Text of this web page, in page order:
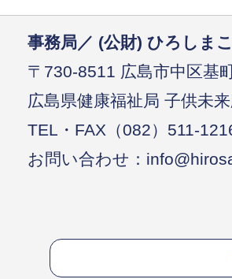
事務局／ (公財) ひろしま
〒730-8511 広島市中区基
広島県健康福祉局 子供未
TEL・FAX（082）511-
お問い合わせ：